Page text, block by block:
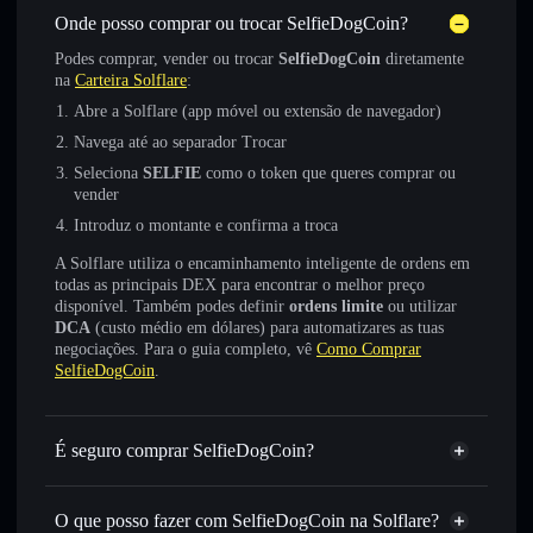
Onde posso comprar ou trocar SelfieDogCoin?
Podes comprar, vender ou trocar SelfieDogCoin diretamente
na Carteira Solflare:
Abre a Solflare (app móvel ou extensão de navegador)
Navega até ao separador Trocar
Seleciona SELFIE como o token que queres comprar ou
vender
Introduz o montante e confirma a troca
A Solflare utiliza o encaminhamento inteligente de ordens em
todas as principais DEX para encontrar o melhor preço
disponível. Também podes definir ordens limite ou utilizar
DCA (custo médio em dólares) para automatizares as tuas
negociações. Para o guia completo, vê Como Comprar
SelfieDogCoin.
É seguro comprar SelfieDogCoin?
SelfieDogCoin token verificado
O que posso fazer com SelfieDogCoin na Solflare?